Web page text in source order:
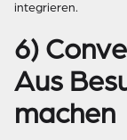
integrieren.
6)
Aus
machen